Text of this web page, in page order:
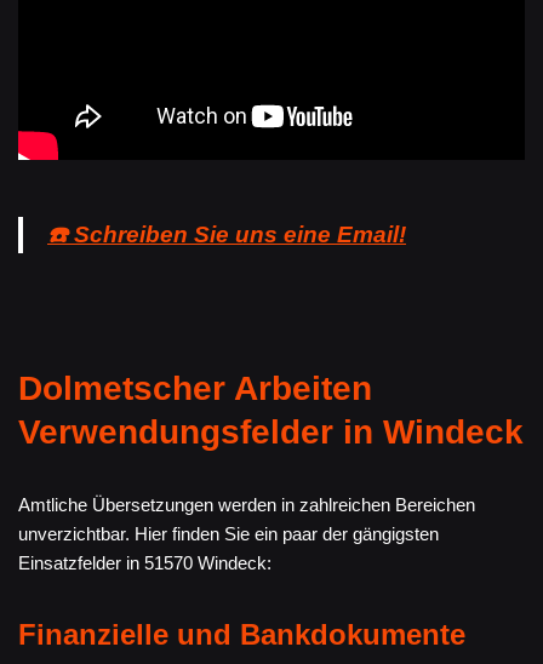
☎️ Schreiben Sie uns eine Email!
Dolmetscher Arbeiten
Verwendungsfelder in Windeck
Amtliche Übersetzungen werden in zahlreichen Bereichen
unverzichtbar. Hier finden Sie ein paar der gängigsten
Einsatzfelder in 51570 Windeck:
Finanzielle und Bankdokumente